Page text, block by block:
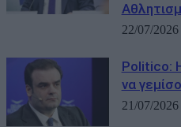
22/07/2026
Politico:
να
21/07/2026